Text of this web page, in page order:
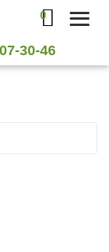
0
Toggle
30-46